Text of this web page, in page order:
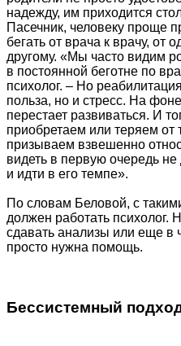
надежду, им приходится
Пасечник, человеку проще
бегать от врача к врачу, от
другому. «Мы часто видим
в постоянной беготне по
психолог. – Но
польза, но и стресс. На
перестает развиваться. И
приобретаем или теряем
призываем взвешенно
видеть в первую очередь не
и идти в его темпе».
По словам Беловой, с
должен работать психолог.
сдавать анализы или еще в
просто нужна помощь.
Бессистемный